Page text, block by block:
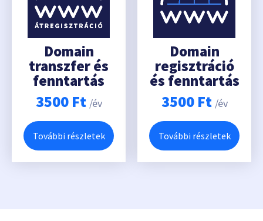
Domain
transzfer és
fenntartás
3500 Ft /év
További részletek
Domain
regisztráció
és fenntartás
3500 Ft /év
További részletek